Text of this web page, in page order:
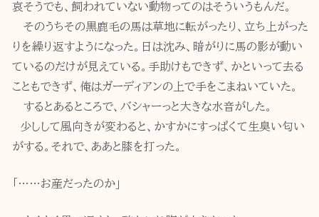
哀そうでも、飼われていない動物ってのはそういうもんだ。
そのうちその黒鹿毛の馬は草地に転がったり、立ち上がった
りを繰り返すようになった。日は沈み、暗がりに馬の影が動い
ているのだけが見えている。手助けもできず、かといって去る
こともできず、俺はガーディアンの上で手をこまねいていた。
するとあるところで、バシャーっと大きな水音がした。
少しして風向きが変わると、かすかにすっぱくて生臭い匂い
がする。それで、ああと膝を打った。
「……お産だったのか」